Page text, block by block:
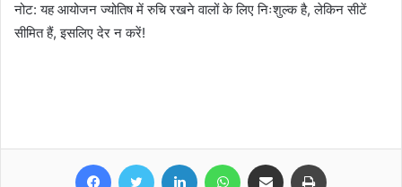
नोट: यह आयोजन ज्योतिष में रुचि रखने वालों के लिए निःशुल्क है, लेकिन सीटें
सीमित हैं, इसलिए देर न करें!
FacebookTwitter LinkedIn WhatsAppShare via Email